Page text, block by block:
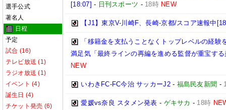
選手公式
著名人
日程
予定
試合 (16)
テレビ放送 (1)
ラジオ放送 (1)
イベント (4)
誕生日 (4)
チケット発売 (6)
[18:07] - 日刊スポーツ - 18時 NEW
【J1】東京V-川崎F、長崎-京都/スコア速報中
「移籍金を支払うことなくトップレベルの経
満足気「最終ラインの再編を進める監督が重宝す
NEW
いわきFC-FC今治 サッカーJ2- 福島民友新聞 -
愛媛vs奈良 スタメン発表 - ゲキサカ - 18時